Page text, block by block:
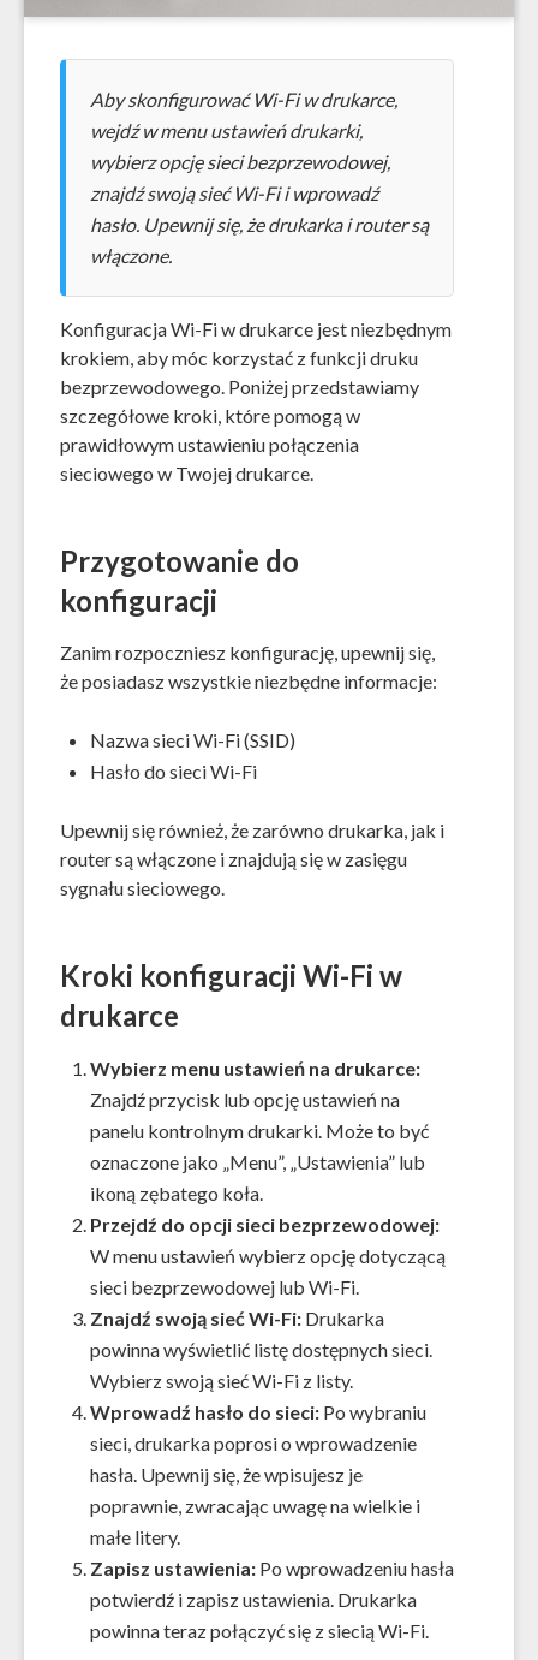
Aby skonfigurować Wi-Fi w drukarce,
wejdź w menu ustawień drukarki,
wybierz opcję sieci bezprzewodowej,
znajdź swoją sieć Wi-Fi i wprowadź
hasło. Upewnij się, że drukarka i router są
włączone.
Konfiguracja Wi-Fi w drukarce jest niezbędnym
krokiem, aby móc korzystać z funkcji druku
bezprzewodowego. Poniżej przedstawiamy
szczegółowe kroki, które pomogą w
prawidłowym ustawieniu połączenia
sieciowego w Twojej drukarce.
Przygotowanie do
konfiguracji
Zanim rozpoczniesz konfigurację, upewnij się,
że posiadasz wszystkie niezbędne informacje:
Nazwa sieci Wi-Fi (SSID)
Hasło do sieci Wi-Fi
Upewnij się również, że zarówno drukarka, jak i
router są włączone i znajdują się w zasięgu
sygnału sieciowego.
Kroki konfiguracji Wi-Fi w
drukarce
Wybierz menu ustawień na drukarce:
Znajdź przycisk lub opcję ustawień na
panelu kontrolnym drukarki. Może to być
oznaczone jako „Menu”, „Ustawienia” lub
ikoną zębatego koła.
Przejdź do opcji sieci bezprzewodowej:
W menu ustawień wybierz opcję dotyczącą
sieci bezprzewodowej lub Wi-Fi.
Znajdź swoją sieć Wi-Fi: Drukarka
powinna wyświetlić listę dostępnych sieci.
Wybierz swoją sieć Wi-Fi z listy.
Wprowadź hasło do sieci: Po wybraniu
sieci, drukarka poprosi o wprowadzenie
hasła. Upewnij się, że wpisujesz je
poprawnie, zwracając uwagę na wielkie i
małe litery.
Zapisz ustawienia: Po wprowadzeniu hasła
potwierdź i zapisz ustawienia. Drukarka
powinna teraz połączyć się z siecią Wi-Fi.